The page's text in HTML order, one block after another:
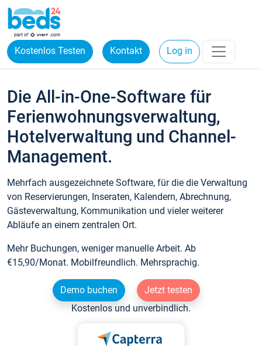
Kostenlos Testen Kontakt Log in
Die All-in-One-Software für
Ferienwohnungsverwaltung,
Hotelverwaltung und Channel-
Management.
Mehrfach ausgezeichnete Software, für die die Verwaltung
von Reservierungen, Inseraten, Kalendern, Abrechnung,
Gästeverwaltung, Kommunikation und vieler weiterer
Abläufe an einem zentralen Ort.
Mehr Buchungen, weniger manuelle Arbeit. Ab
€15,90/Monat. Mobilfreundlich. Mehrsprachig.
Demo buchen
Jetzt testen
Kostenlos und unverbindlich.